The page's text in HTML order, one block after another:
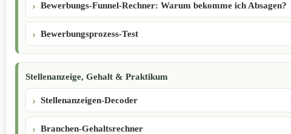
Bewerbungs-Funnel-Rechner: Warum bekomme ich Absagen?
Bewerbungsprozess-Test
Stellenanzeige, Gehalt & Praktikum
Stellenanzeigen-Decoder
Branchen-Gehaltsrechner